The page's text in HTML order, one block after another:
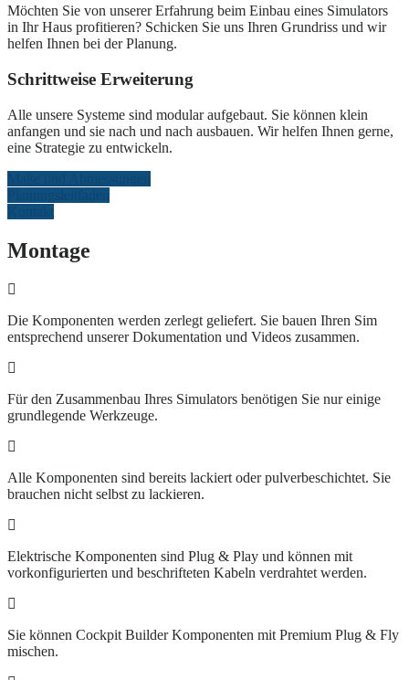
Möchten Sie von unserer Erfahrung beim Einbau eines Simulators
in Ihr Haus profitieren? Schicken Sie uns Ihren Grundriss und wir
helfen Ihnen bei der Planung.
Schrittweise Erweiterung
Alle unsere Systeme sind modular aufgebaut. Sie können klein
anfangen und sie nach und nach ausbauen. Wir helfen Ihnen gerne,
eine Strategie zu entwickeln.
Montage
Die Komponenten werden zerlegt geliefert. Sie bauen Ihren Sim
entsprechend unserer Dokumentation und Videos zusammen.
Für den Zusammenbau Ihres Simulators benötigen Sie nur einige
grundlegende Werkzeuge.
Alle Komponenten sind bereits lackiert oder pulverbeschichtet. Sie
brauchen nicht selbst zu lackieren.
Elektrische Komponenten sind Plug & Play und können mit
vorkonfigurierten und beschrifteten Kabeln verdrahtet werden.
Sie können Cockpit Builder Komponenten mit Premium Plug & Fly
mischen.